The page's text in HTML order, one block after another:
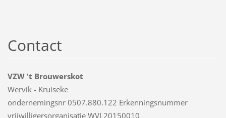
Contact
VZW 't Brouwerskot
Wervik - Kruiseke
ondernemingsnr 0507.880.122 Erkenningsnummer
vrijwilligersorganisatie WVL20150010